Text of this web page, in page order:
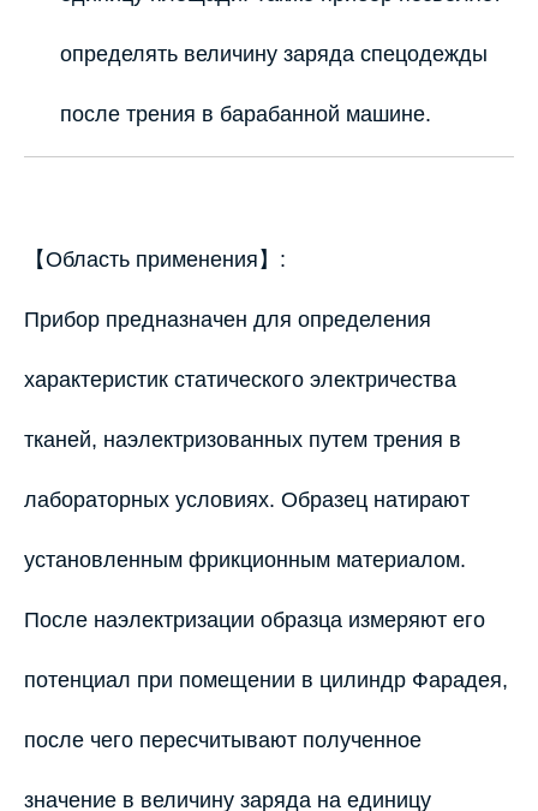
определять величину заряда спецодежды
после трения в барабанной машине.
【Область применения】:
Прибор предназначен для определения
характеристик статического электричества
тканей, наэлектризованных путем трения в
лабораторных условиях. Образец натирают
установленным фрикционным материалом.
После наэлектризации образца измеряют его
потенциал при помещении в цилиндр Фарадея,
после чего пересчитывают полученное
значение в величину заряда на единицу